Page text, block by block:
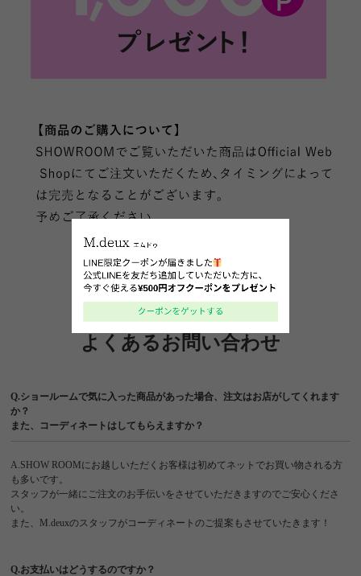
よくあるお問い合わせ
Q.ショールームで気に入った商品があった場合、注文はお店がしてくれます
か？
また、コーディネートはしてもらえますか？
A.SHOW ROOMにお越しいただくお客様は初めてネットでお買い物される方
も多いです。
スタッフが一緒にご注文のお手伝いをさせていただきますのでご安心くださ
い。
また、M.deuxのスタッフがコーディネートのご提案もさせていたきます！
Q.お支払いはどうするのですか？